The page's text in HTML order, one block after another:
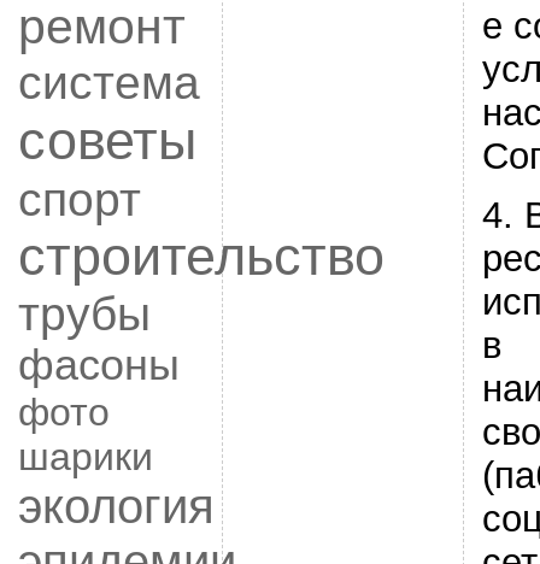
ремонт
система
советы
спорт
строительство
трубы
фасоны
фото
шарики
экология
е
4.
в